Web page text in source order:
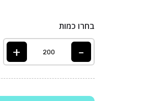
בחרו כמות
-
+